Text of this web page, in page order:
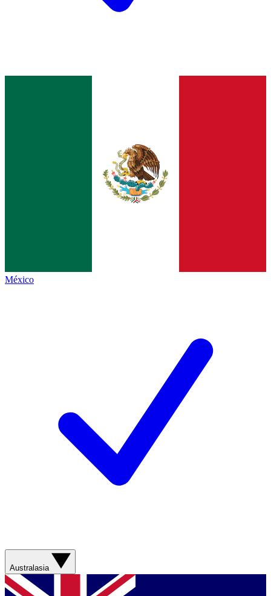
México
Australasia